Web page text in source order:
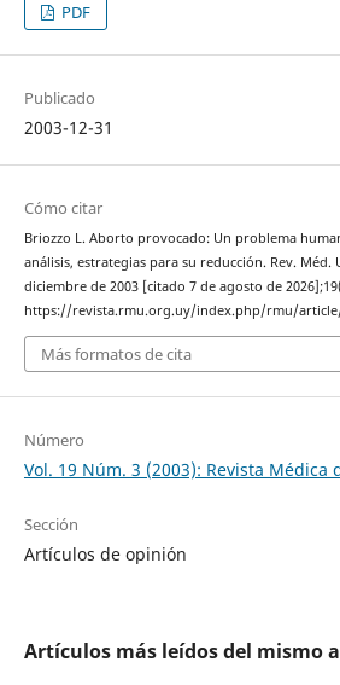
PDF
Publicado
2003-12-31
Cómo citar
Briozzo L. Aborto provocado: Un problema
análisis, estrategias para su reducción. Rev.
diciembre de 2003 [citado 7 de agosto de
https://revista.rmu.org.uy/index.php/rmu/
Más formatos de cita
Número
Vol. 19 Núm. 3 (2003): Revista Médica
Sección
Artículos de opinión
Artículos más leídos del mismo